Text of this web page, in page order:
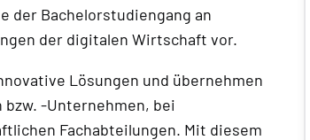
der Bachelorstudiengang an
der digitalen Wirtschaft vor.
Lösungen und übernehmen
-Unternehmen, bei
Fachabteilungen. Mit diesem